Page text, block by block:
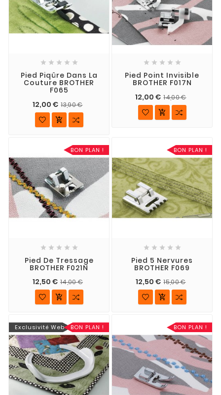
    
Pied Piqûre Dans La
Couture BROTHER
F065
12,00 € 13,90 €

    
Pied Point Invisible
BROTHER F017N
12,00 € 14,00 €

BON PLAN !
    
Pied De Tressage
BROTHER F021N
12,50 € 14,00 €

BON PLAN !
    
Pied 5 Nervures
BROTHER F069
12,50 € 15,00 €

Exclusivité Web BON PLAN ! BON PLAN !